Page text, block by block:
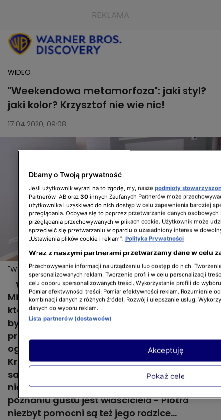
WIDEO
"Weekendowa metamorfoza": jaki styl?
jaki kolor? Krzysztof nie wie nic!
17.04.2020, 09:08
"Weekendowa metamorfoza": jaki styl? jaki kolor?
Krzysztof nie wie nic!
Więcej
W "Weekendowej metamorfozie" Krzysztof
Miruć nie ma możliwości zapytać osoby,
której robi remont, o gusta, bo remont ma
być dla niej niespodzianką. Zazwyczaj więc
próbuje wydedukować, co ta osoba lubi,
oglądając jej pokój. W 4. odcinku 2. sezonu
Krzysztof dostaje zadanie wykończenia
salonu z aneksem kuchennym w nowym,
nieurządzonym jeszcze mieszkaniu. W
poznaniu gustu jest właściciela - Piotra
niezbyt pomocni są też jego rodzice...
Dbamy o Twoją prywatność
Jeśli użytkownik wyrazi na to zgodę, my, nasze podmioty
Partnerów IAB oraz 30 innych Zaufanych Partnerów może
użytkownika i uzyskiwać do nich dostęp w celu zapewnienia bardziej
przeglądania. Odbywa się to poprzez przetwarzanie danych osobowych
przeglądania przechowywanych w plikach cookie. Użytkownik może
sprzeciwić się przetwarzaniu w oparciu o uzasadniony interes w
„Ustawienia plików cookie i reklam”. Polityka Prywatności
Wraz z naszymi partnerami przetwarzamy dane w celu
Przechowywanie informacji na urządzeniu lub dostęp do nich.
spersonalizowanych reklam. Tworzenie profili w celu personalizacji
celu doboru spersonalizowanych treści. Wykorzystanie profili do
Pomiar efektywności treści. Pomiar efektywności reklam. Rozumienie
kombinacji danych z różnych źródeł. Rozwój i ulepszanie usług.
danych do wyboru reklam.
Lista partnerów (dostawców)
Pokaż cele
Akceptuję